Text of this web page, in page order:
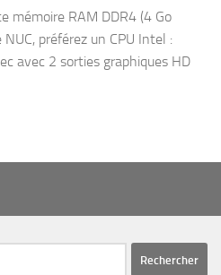
mémoire RAM DDR4 (4 Go
préférez un CPU Intel :
avec 2 sorties graphiques HD